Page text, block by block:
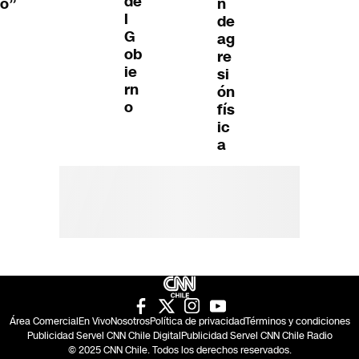
l
G
ob
ie
rn
o
de
ag
re
si
ón
fís
ic
a
Área ComercialEn VivoNosotrosPolítica de privacidadTérminos y condiciones
Publicidad Servel CNN Chile DigitalPublicidad Servel CNN Chile Radio
© 2025 CNN Chile. Todos los derechos reservados.